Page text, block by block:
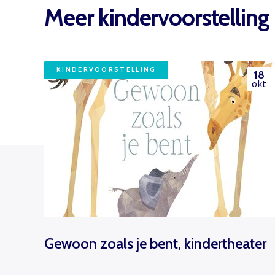
Meer kindervoorstelling
KINDERVOORSTELLING 18
okt
Gewoon zoals je bent, kindertheater